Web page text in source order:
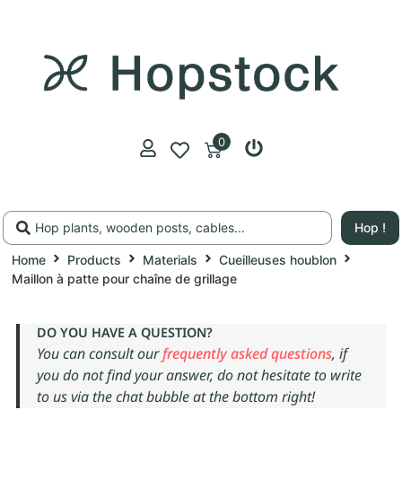
0
Hop !
Home Products Materials
Cueilleuses houblon
Maillon à patte pour chaîne de grillage
DO YOU HAVE A QUESTION?
You can consult ourfrequently asked questions, if
you do not find your answer, do not hesitate to write
to us via the chat bubble at the bottom right!